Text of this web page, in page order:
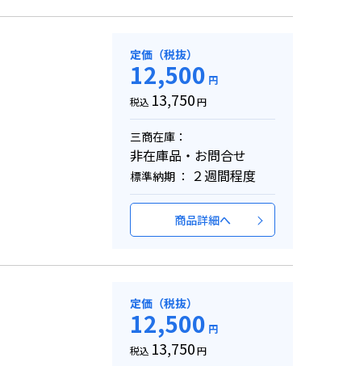
定価（税抜）
12,500 円
税込 13,750円
三商在庫：
非在庫品・お問合せ
標準納期 ： ２週間程度
商品詳細へ
定価（税抜）
12,500 円
税込 13,750円